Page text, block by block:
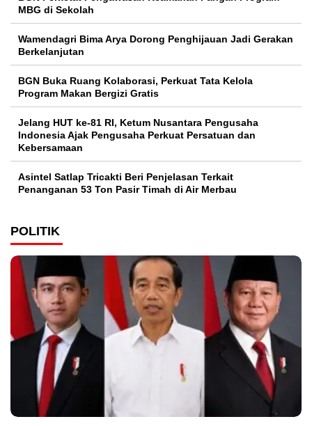
MBG di Sekolah
Wamendagri Bima Arya Dorong Penghijauan Jadi Gerakan
Berkelanjutan
BGN Buka Ruang Kolaborasi, Perkuat Tata Kelola
Program Makan Bergizi Gratis
Jelang HUT ke-81 RI, Ketum Nusantara Pengusaha
Indonesia Ajak Pengusaha Perkuat Persatuan dan
Kebersamaan
Asintel Satlap Tricakti Beri Penjelasan Terkait
Penanganan 53 Ton Pasir Timah di Air Merbau
POLITIK